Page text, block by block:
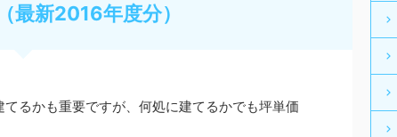
最新2016年度分）
るかも重要ですが、何処に建てるかでも坪単価